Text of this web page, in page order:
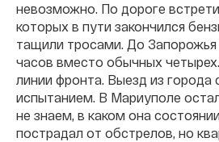
невозможно. По дороге
которых в пути закончился
тащили тросами. До
часов вместо обычных
линии фронта. Выезд из города
испытанием. В Мариуполе
не знаем, в каком она
пострадал от обстрелов, но